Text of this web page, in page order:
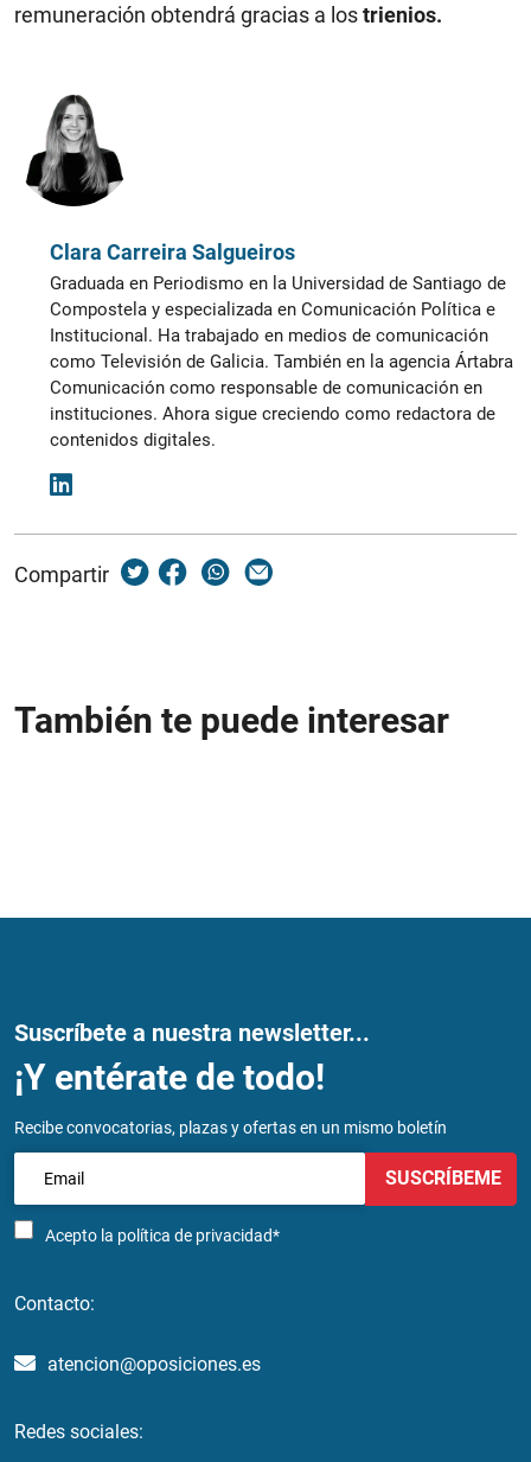
remuneración obtendrá gracias a lostrienios.
Clara Carreira Salgueiros
Graduada en Periodismo en la Universidad de Santiago de
Compostela y especializada en Comunicación Política e
Institucional. Ha trabajado en medios de comunicación
como Televisión de Galicia. También en la agencia Ártabra
Comunicación como responsable de comunicación en
instituciones. Ahora sigue creciendo como redactora de
contenidos digitales.
Compartir
También te puede interesar
Suscríbete a nuestra newsletter...
¡Y entérate de todo!
Recibe convocatorias, plazas y ofertas en un mismo boletín
Acepto la política de privacidad*
SUSCRÍBEME
Contacto:
atencion@oposiciones.es
Redes sociales: